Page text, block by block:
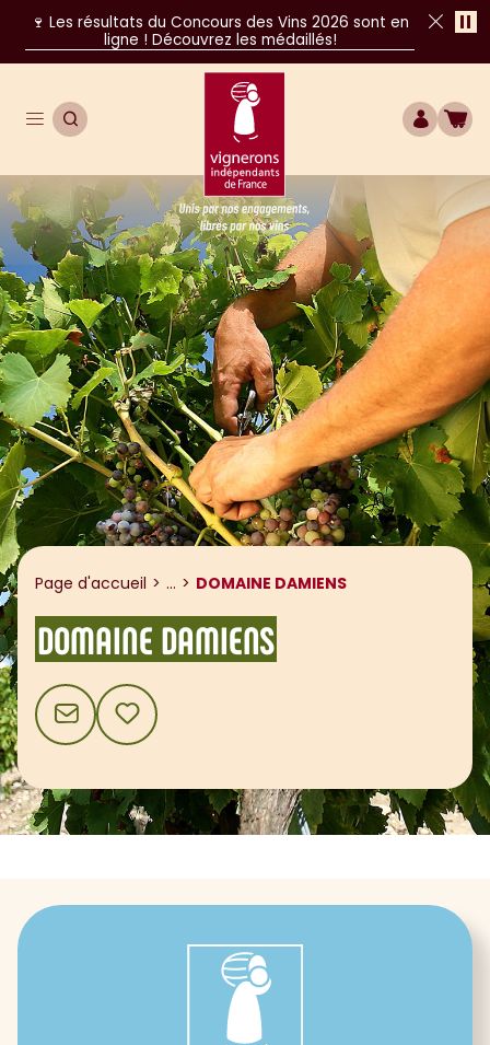
🍷 Les résultats du Concours des Vins 2026 sont en
ligne ! Découvrez les médaillés!
Ouvrir le menu de navigation
OUVRIR LA RECHERCHE
Unis par nos engagements, libres par
COMPTE
Page d'accueil ... Afficher le fil d'ariane
DOMAINE DAMIENS
DOMAINE DAMIENS
CONTACTAJOUTER AUX FAVORIS